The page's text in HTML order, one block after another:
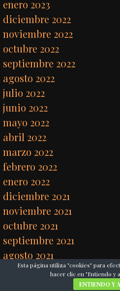
enero 2023
diciembre 2022
noviembre 2022
octubre 2022
septiembre 2022
agosto 2022
julio 2022
junio 2022
mayo 2022
abril 2022
marzo 2022
febrero 2022
enero 2022
diciembre 2021
noviembre 2021
octubre 2021
septiembre 2021
agosto 2021
junio 2021
Esta página utiliza "cookies" para
hacer clic en "Entiendo y
ENTIENDO Y